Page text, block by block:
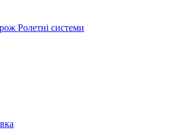
Ролетні системи